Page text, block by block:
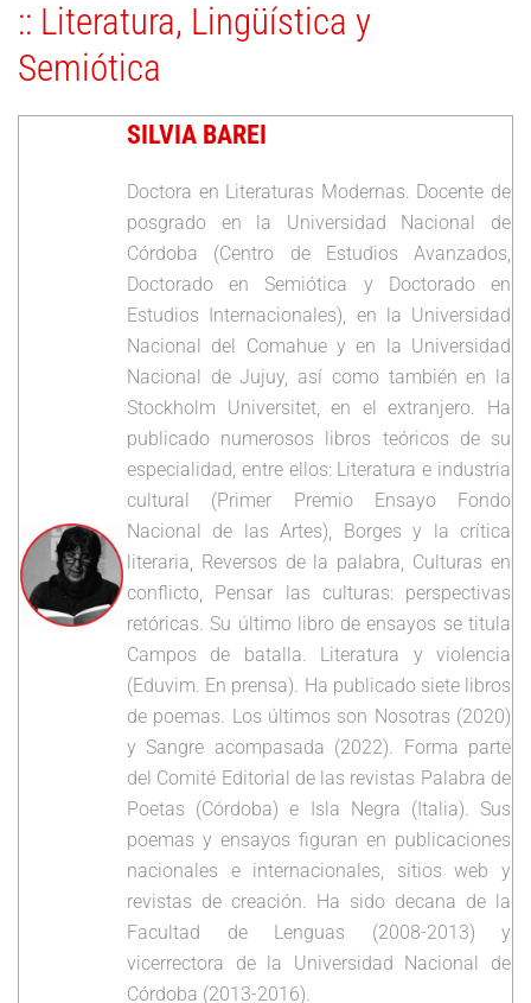
:: Literatura, Lingüística y
Semiótica
SILVIA BAREI
Doctora en Literaturas Modernas. Docente de
posgrado en la Universidad Nacional de
Córdoba (Centro de Estudios Avanzados,
Doctorado en Semiótica y Doctorado en
Estudios Internacionales), en la Universidad
Nacional del Comahue y en la Universidad
Nacional de Jujuy, así como también en la
Stockholm Universitet, en el extranjero. Ha
publicado numerosos libros teóricos de su
especialidad, entre ellos: Literatura e industria
cultural (Primer Premio Ensayo Fondo
Nacional de las Artes), Borges y la crítica
literaria, Reversos de la palabra, Culturas en
conflicto, Pensar las culturas: perspectivas
retóricas. Su último libro de ensayos se titula
Campos de batalla. Literatura y violencia
(Eduvim. En prensa). Ha publicado siete libros
de poemas. Los últimos son Nosotras (2020)
y Sangre acompasada (2022). Forma parte
del Comité Editorial de las revistas Palabra de
Poetas (Córdoba) e Isla Negra (Italia). Sus
poemas y ensayos figuran en publicaciones
nacionales e internacionales, sitios web y
revistas de creación. Ha sido decana de la
Facultad de Lenguas (2008-2013) y
vicerrectora de la Universidad Nacional de
Córdoba (2013-2016).